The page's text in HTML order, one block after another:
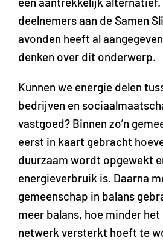
deelnemers aan de Samen
avonden heeft al
denken over dit onderwerp.
Kunnen we energie delen
bedrijven en
vastgoed? Binnen zo’n
eerst in kaart gebracht
duurzaam wordt opgewekt
energieverbruik is. Daarna
gemeenschap in balans
meer balans, hoe minder
netwerk versterkt hoeft te